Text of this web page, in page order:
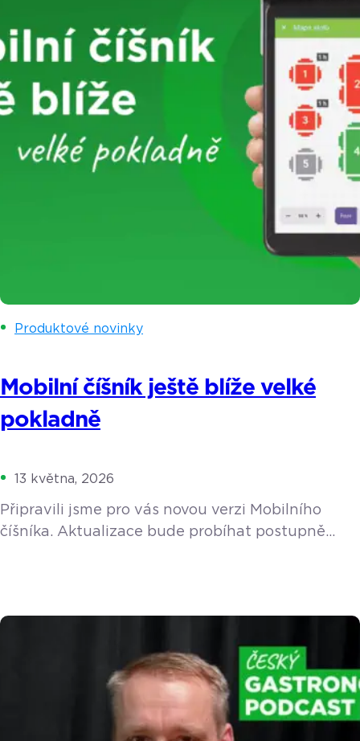
Produktové novinky
Mobilní číšník ještě blíže velké
pokladně
13 května, 2026
Připravili jsme pro vás novou verzi Mobilního
číšníka. Aktualizace bude probíhat postupně
a funkce, na které jste zvyklí z velké pokladny. Co
ušetří zbytečné kroky a hosté nebudou muset na
nic čekat. Kvůli […]